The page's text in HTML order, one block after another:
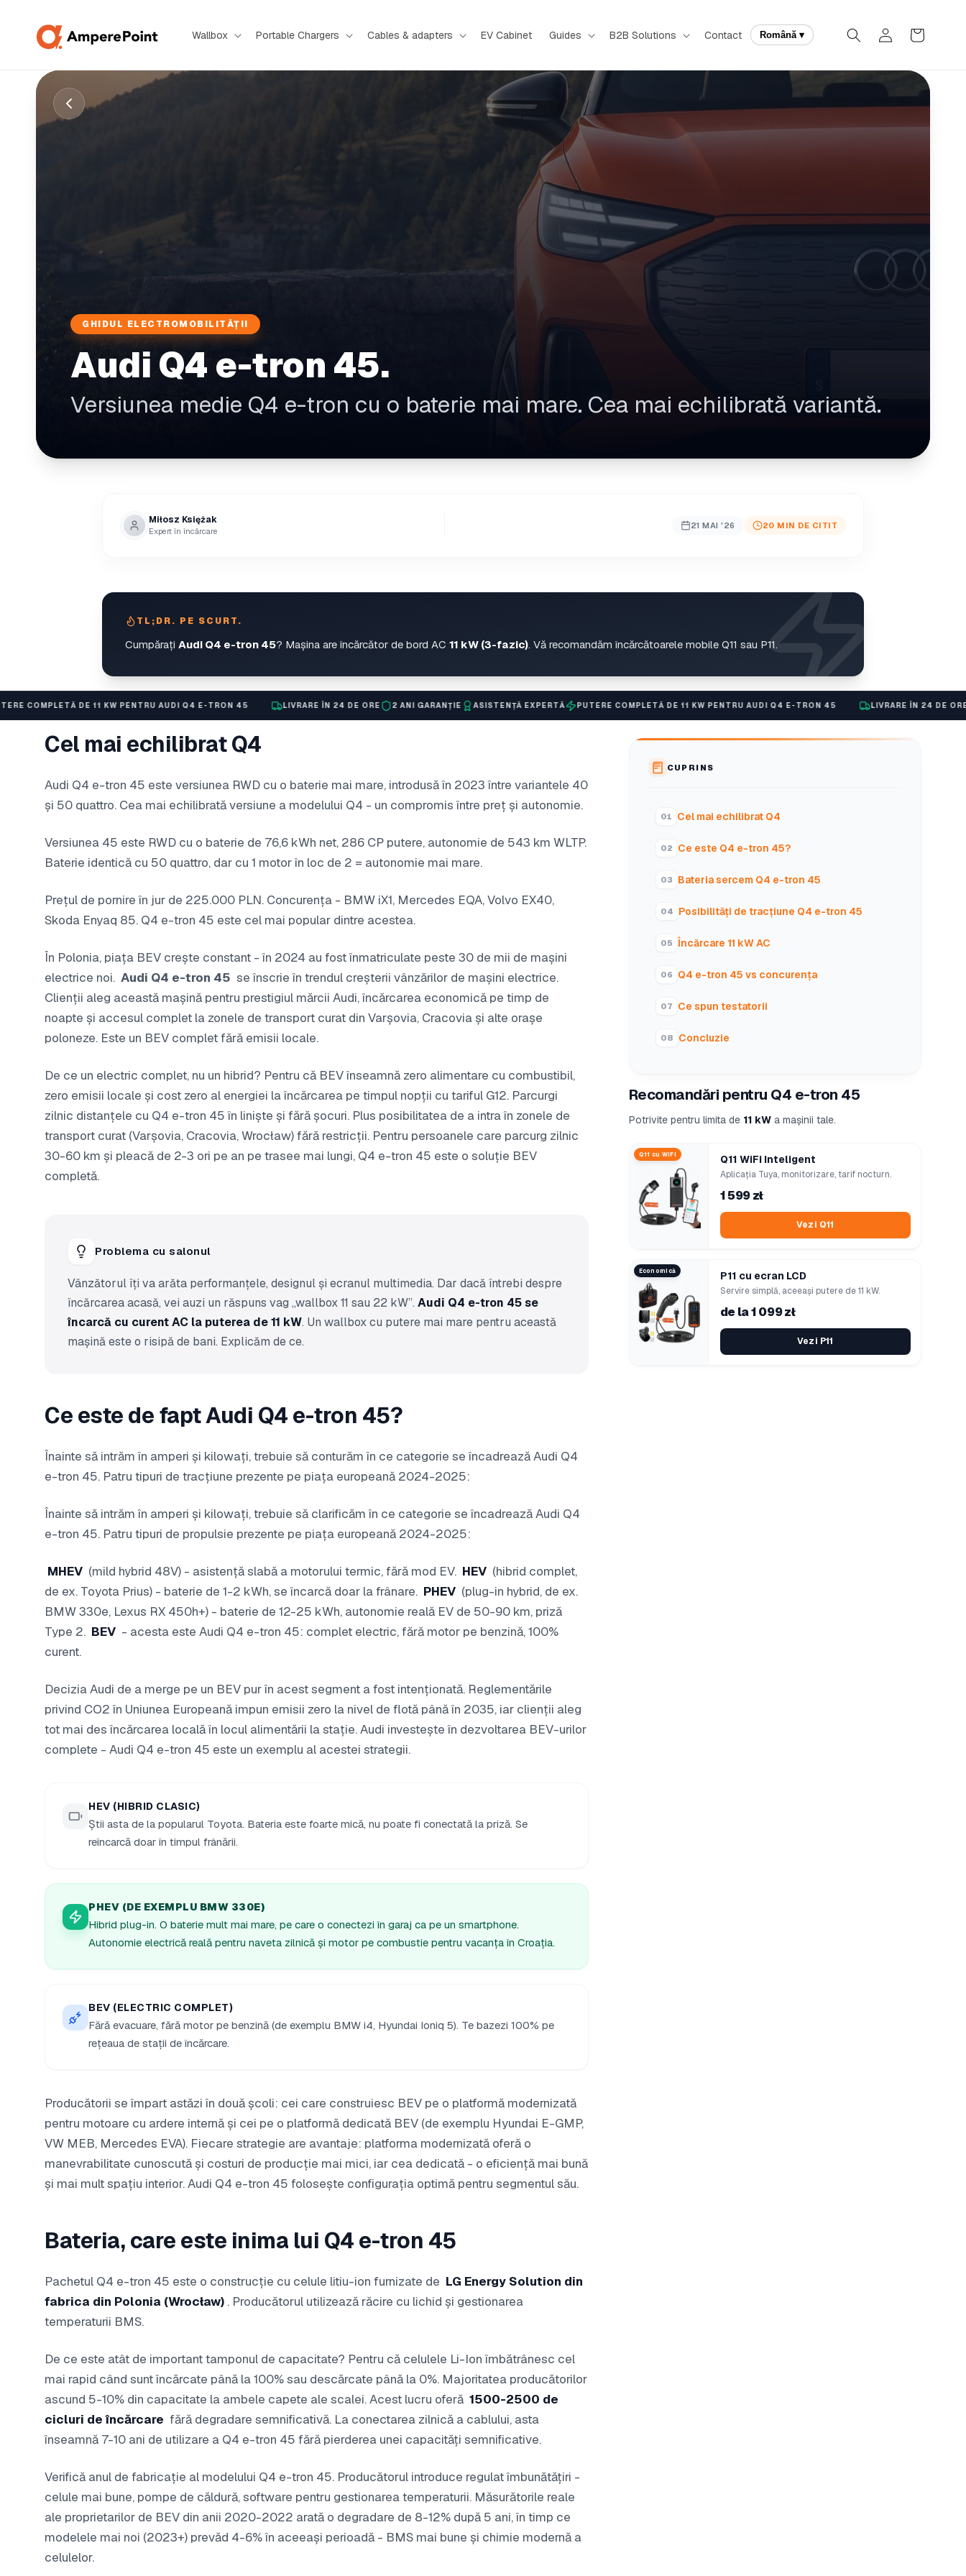
conținut
Wallbox Portable Chargers Cables & adapters EV Cabinet Guides B2B Solutions Contact Română ▾ AutentificareCoș
GHIDUL ELECTROMOBILITĂȚII
Audi Q4 e-tron 45.
Versiunea medie Q4 e-tron cu o baterie mai mare. Cea mai echilibrată variantă.
Miłosz Księżak
Expert în încărcare
21 MAI '26 20 MIN DE CITIT
TL;DR. PE SCURT.
Cumpărați Audi Q4 e-tron 45? Mașina are încărcător de bord AC 11 kW (3-fazic). Vă recomandăm încărcătoarele mobile Q11 sau P11.
DE 11 KW PENTRU AUDI Q4 E-TRON 45 LIVRARE ÎN 24 DE ORE 2 ANI GARANȚIE ASISTENȚĂ EXPERTĂ PUTERE COMPLETĂ DE 11 KW PENTRU AUDI Q4 E-TRON 45 LIVRARE ÎN 24 DE ORE 2 ANI
Cel mai echilibrat Q4
Audi Q4 e-tron 45 este versiunea RWD cu o baterie mai mare, introdusă în 2023 între variantele 40
și 50 quattro. Cea mai echilibrată versiune a modelului Q4 - un compromis între preț și autonomie.
Versiunea 45 este RWD cu o baterie de 76,6 kWh net, 286 CP putere, autonomie de 543 km WLTP.
Baterie identică cu 50 quattro, dar cu 1 motor în loc de 2 = autonomie mai mare.
Prețul de pornire în jur de 225.000 PLN. Concurența - BMW iX1, Mercedes EQA, Volvo EX40,
Skoda Enyaq 85. Q4 e-tron 45 este cel mai popular dintre acestea.
În Polonia, piața BEV crește constant - în 2024 au fost înmatriculate peste 30 de mii de mașini
electrice noi. Audi Q4 e-tron 45 se înscrie în trendul creșterii vânzărilor de mașini electrice.
Clienții aleg această mașină pentru prestigiul mărcii Audi, încărcarea economică pe timp de
noapte și accesul complet la zonele de transport curat din Varșovia, Cracovia și alte orașe
poloneze. Este un BEV complet fără emisii locale.
De ce un electric complet, nu un hibrid? Pentru că BEV înseamnă zero alimentare cu combustibil,
zero emisii locale și cost zero al energiei la încărcarea pe timpul nopții cu tariful G12. Parcurgi
zilnic distanțele cu Q4 e-tron 45 în liniște și fără șocuri. Plus posibilitatea de a intra în zonele de
transport curat (Varșovia, Cracovia, Wrocław) fără restricții. Pentru persoanele care parcurg zilnic
30-60 km și pleacă de 2-3 ori pe an pe trasee mai lungi, Q4 e-tron 45 este o soluție BEV
completă.
Problema cu salonul
Vânzătorul îți va arăta performanțele, designul și ecranul multimedia. Dar dacă întrebi despre
încărcarea acasă, vei auzi un răspuns vag „wallbox 11 sau 22 kW”. Audi Q4 e-tron 45 se
încarcă cu curent AC la puterea de 11 kW. Un wallbox cu putere mai mare pentru această
mașină este o risipă de bani. Explicăm de ce.
Ce este de fapt Audi Q4 e-tron 45?
Înainte să intrăm în amperi și kilowați, trebuie să conturăm în ce categorie se încadrează Audi Q4
e-tron 45. Patru tipuri de tracțiune prezente pe piața europeană 2024-2025:
Înainte să intrăm în amperi și kilowați, trebuie să clarificăm în ce categorie se încadrează Audi Q4
e-tron 45. Patru tipuri de propulsie prezente pe piața europeană 2024-2025:
MHEV (mild hybrid 48V) - asistență slabă a motorului termic, fără mod EV. HEV (hibrid complet,
de ex. Toyota Prius) - baterie de 1-2 kWh, se încarcă doar la frânare. PHEV (plug-in hybrid, de ex.
BMW 330e, Lexus RX 450h+) - baterie de 12-25 kWh, autonomie reală EV de 50-90 km, priză
Type 2. BEV - acesta este Audi Q4 e-tron 45: complet electric, fără motor pe benzină, 100%
curent.
Decizia Audi de a merge pe un BEV pur în acest segment a fost intenționată. Reglementările
privind CO2 în Uniunea Europeană impun emisii zero la nivel de flotă până în 2035, iar clienții aleg
tot mai des încărcarea locală în locul alimentării la stație. Audi investește în dezvoltarea BEV-urilor
complete - Audi Q4 e-tron 45 este un exemplu al acestei strategii.
HEV (HIBRID CLASIC)
Știi asta de la popularul Toyota. Bateria este foarte mică, nu poate fi conectată la priză. Se
reîncarcă doar în timpul frânării.
PHEV (DE EXEMPLU BMW 330E)
Hibrid plug-in. O baterie mult mai mare, pe care o conectezi în garaj ca pe un smartphone.
Autonomie electrică reală pentru naveta zilnică și motor pe combustie pentru vacanța în Croația.
BEV (ELECTRIC COMPLET)
Fără evacuare, fără motor pe benzină (de exemplu BMW i4, Hyundai Ioniq 5). Te bazezi 100% pe
rețeaua de stații de încărcare.
Producătorii se împart astăzi în două școli: cei care construiesc BEV pe o platformă modernizată
pentru motoare cu ardere internă și cei pe o platformă dedicată BEV (de exemplu Hyundai E-GMP,
VW MEB, Mercedes EVA). Fiecare strategie are avantaje: platforma modernizată oferă o
manevrabilitate cunoscută și costuri de producție mai mici, iar cea dedicată - o eficiență mai bună
și mai mult spațiu interior. Audi Q4 e-tron 45 folosește configurația optimă pentru segmentul său.
Bateria, care este inima lui Q4 e-tron 45
Pachetul Q4 e-tron 45 este o construcție cu celule litiu-ion furnizate de LG Energy Solution din
fabrica din Polonia (Wrocław) . Producătorul utilizează răcire cu lichid și gestionarea
temperaturii BMS.
De ce este atât de important tamponul de capacitate? Pentru că celulele Li-Ion îmbătrânesc cel
mai rapid când sunt încărcate până la 100% sau descărcate până la 0%. Majoritatea producătorilor
ascund 5-10% din capacitate la ambele capete ale scalei. Acest lucru oferă 1500-2500 de
cicluri de încărcare fără degradare semnificativă. La conectarea zilnică a cablului, asta
înseamnă 7-10 ani de utilizare a Q4 e-tron 45 fără pierderea unei capacități semnificative.
Verifică anul de fabricație al modelului Q4 e-tron 45. Producătorul introduce regulat îmbunătățiri -
celule mai bune, pompe de căldură, software pentru gestionarea temperaturii. Măsurătorile reale
ale proprietarilor de BEV din anii 2020-2022 arată o degradare de 8-12% după 5 ani, în timp ce
modelele mai noi (2023+) prevăd 4-6% în aceeași perioadă - BMS mai bune și chimie modernă a
celulelor.
CUPRINS
Cel mai echilibrat Q4
Ce este Q4 e-tron 45?
Bateria sercem Q4 e-tron 45
Posibilități de tracțiune Q4 e-tron 45
Încărcare 11 kW AC
Q4 e-tron 45 vs concurența
Ce spun testatorii
Concluzie
Recomandări pentru Q4 e-tron 45
Potrivite pentru limita de 11 kWa mașinii tale.
Q11 cu WiFi Q11 WiFi Inteligent
Aplicația Tuya, monitorizare, tarif nocturn.
1 599 zł
Vezi Q11
Economică P11 cu ecran LCD
Servire simplă, aceeași putere de 11 kW.
de la 1 099 zł
Vezi P11